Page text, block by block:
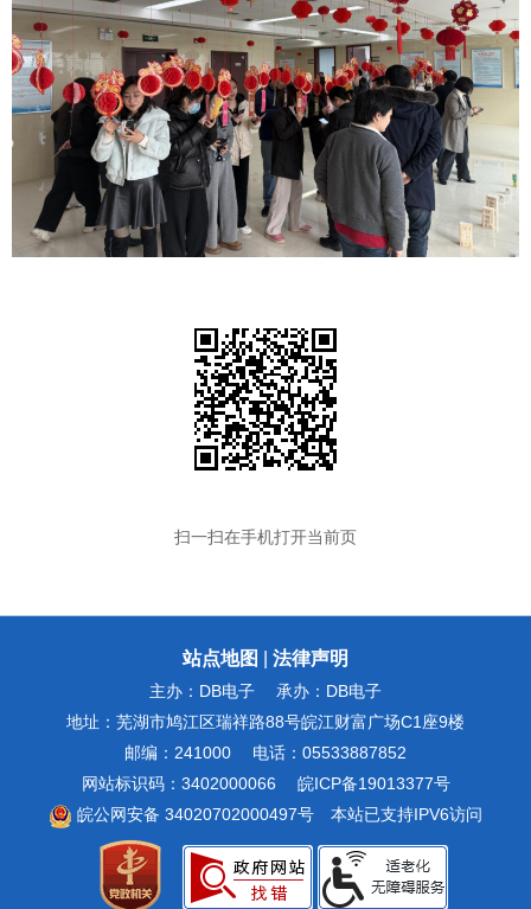
扫一扫在手机打开当前页
站点地图 法律声明
主办：DB电子
承办：DB电子
地址：芜湖市鸠江区瑞祥路88号皖江财富广场C1座9楼
邮编：241000
电话：05533887852
网站标识码：3402000066
皖ICP备19013377号
皖公网安备 34020702000497号
本站已支持IPV6访问